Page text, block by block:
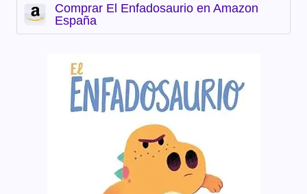
Comprar El Enfadosaurio en Amazon
España